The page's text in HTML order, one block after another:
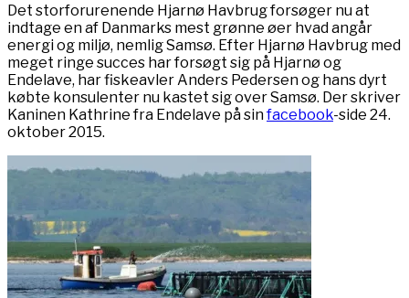
Det storforurenende Hjarnø Havbrug forsøger nu at
indtage en af Danmarks mest grønne øer hvad angår
energi og miljø, nemlig Samsø. Efter Hjarnø Havbrug med
meget ringe succes har forsøgt sig på Hjarnø og
Endelave, har fiskeavler Anders Pedersen og hans dyrt
købte konsulenter nu kastet sig over Samsø. Der skriver
Kaninen Kathrine fra Endelave på sinfacebook-side 24.
oktober 2015.